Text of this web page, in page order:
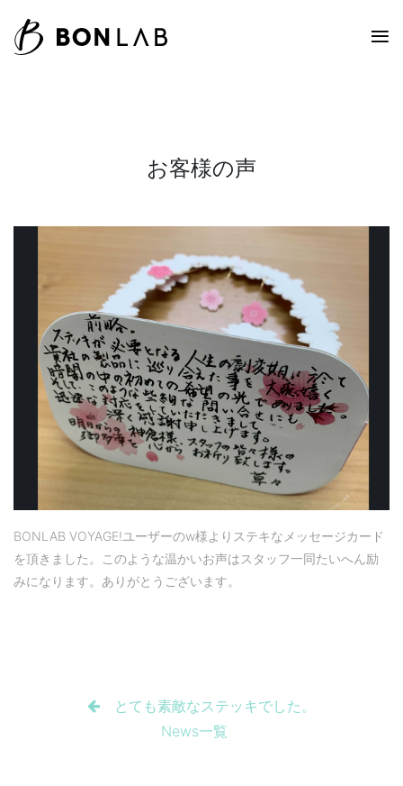
お客様の声
BONLAB VOYAGE!ユーザーのw様よりステキなメッセージカード
を頂きました。このような温かいお声はスタッフ一同たいへん励
みになります。ありがとうございます。
とても素敵なステッキでした。
News一覧